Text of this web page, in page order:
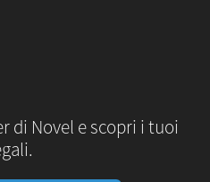
di Novel e scopri i tuoi